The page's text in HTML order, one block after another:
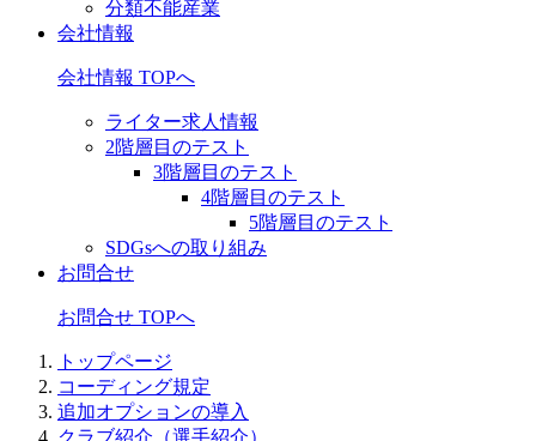
分類不能産業
会社情報
会社情報 TOPへ
ライター求人情報
2階層目のテスト
3階層目のテスト
4階層目のテスト
5階層目のテスト
SDGsへの取り組み
お問合せ
お問合せ TOPへ
トップページ
コーディング規定
追加オプションの導入
クラブ紹介（選手紹介）